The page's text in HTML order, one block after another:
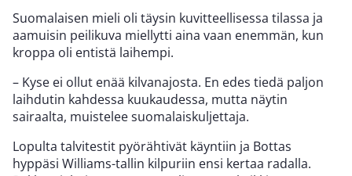
Suomalaisen mieli oli täysin kuvitteellisessa tilassa ja
aamuisin peilikuva miellytti aina vaan enemmän, kun
kroppa oli entistä laihempi.
– Kyse ei ollut enää kilvanajosta. En edes tiedä paljon
laihdutin kahdessa kuukaudessa, mutta näytin
sairaalta, muistelee suomalaiskuljettaja.
Lopulta talvitestit pyörähtivät käyntiin ja Bottas
hyppäsi Williams-tallin kilpuriin ensi kertaa radalla.